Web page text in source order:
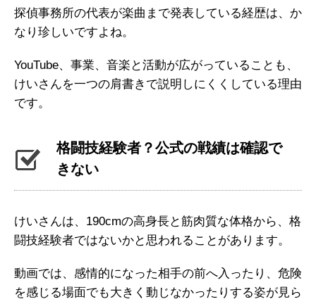
探偵事務所の代表が楽曲まで発表している経歴は、か
なり珍しいですよね。
YouTube、事業、音楽と活動が広がっていることも、
けいさんを一つの肩書きで説明しにくくしている理由
です。
格闘技経験者？公式の戦績は確認で
きない
けいさんは、190cmの高身長と筋肉質な体格から、格
闘技経験者ではないかと思われることがあります。
動画では、感情的になった相手の前へ入ったり、危険
を感じる場面でも大きく動じなかったりする姿が見ら